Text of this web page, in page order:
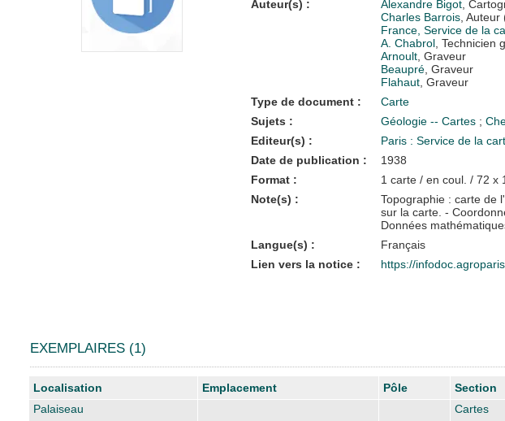
Auteur(s) :
Alexandre Bigot,
Charles Barrois, Auteur
France, Service de la
A. Chabrol, Technicien
Arnoult, Graveur
Beaupré, Graveur
Flahaut, Graveur
Type de document :
Carte
Sujets :
Géologie -- Cartes ;
Editeur(s) :
Paris : Service de la
Date de publication :
1938
Format :
1 carte / en coul. / 72 x
Note(s) :
Topographie : carte de
sur la carte. -
Données
Langue(s) :
Français
Lien vers la notice :
https://
EXEMPLAIRES (1)
Liste des exemplaires
Localisation Emplacement Pôle Section
Palaiseau
Cartes